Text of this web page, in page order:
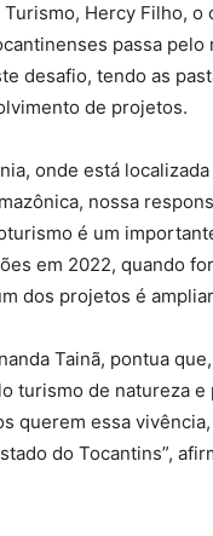
Hercy Filho,
passa
desafio, tendo as
de projetos.
onde está
nossa
é um
em 2022, quando
dos projetos é
Tainã, pontua
turismo de natureza
querem essa
do Tocantins”,